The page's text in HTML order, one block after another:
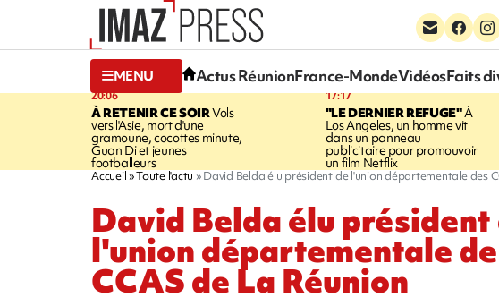
MENU Actus RéunionFrance-MondeVidéosFaits
20:06
À RETENIR CE SOIRVols
vers l'Asie, mort d'une
gramoune, cocottes minute,
Guan Di et jeunes
footballeurs
17:17
"LE DERNIER REFUGE"À
Los Angeles, un homme vit
dans un panneau
publicitaire pour promouvoir
un film Netflix
Accueil Toute l'actu David Belda élu président de l'union départementale des
David Belda élu président
l'union départementale
CCAS de La Réunion